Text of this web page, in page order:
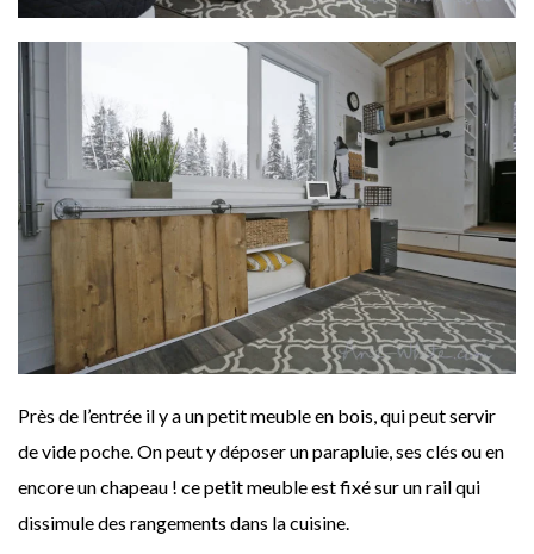
Près de l’entrée il y a un petit meuble en bois, qui peut servir
de vide poche. On peut y déposer un parapluie, ses clés ou en
encore un chapeau ! ce petit meuble est fixé sur un rail qui
dissimule des rangements dans la cuisine.